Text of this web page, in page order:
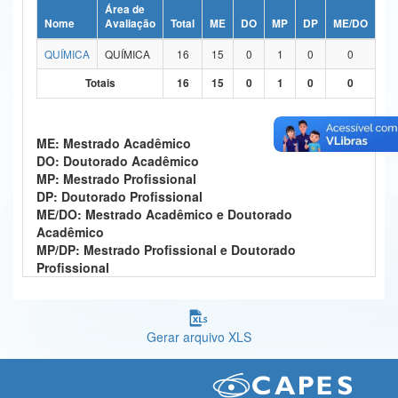
Ministério da Ciência, Tecnologia, Inovações e Comunicações
Ministério do Meio Ambiente
Controladoria-Geral da União
Ministério da Mulher, da Família e dos Direitos Humanos
Secretaria-Geral
Secretaria de Governo
Nome
Área de
Avaliação
Total ME DO MP DP ME/DO
QUÍMICA
QUÍMICA 16 15 0 1 0 0
Totais
16 15 0 1 0 0
ME: Mestrado Acadêmico
DO: Doutorado Acadêmico
MP: Mestrado Profissional
DP: Doutorado Profissional
ME/DO: Mestrado Acadêmico e Doutorado
Acadêmico
MP/DP: Mestrado Profissional e Doutorado
Profissional
Gerar arquivo XLS